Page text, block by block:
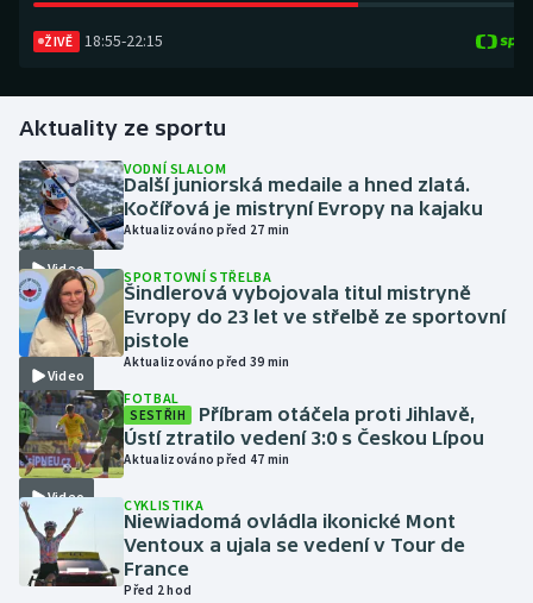
Golf
Gymnastika
Házená
Jezdectví
Judo
Krasobruslení
Lezení
Lyže a snowboard
Moderní pětiboj
ŽIVĚ 18:55-22:15
Aktuality ze sportu
Video
VODNÍ SLALOM
Další juniorská medaile a hned zlatá.
Kočířová je mistryní Evropy na kajaku
Aktualizováno před 27 min
Video
SPORTOVNÍ STŘELBA
Šindlerová vybojovala titul mistryně
Evropy do 23 let ve střelbě ze sportovní
pistole
Aktualizováno před 39 min
Video
FOTBAL
SESTŘIH
Příbram otáčela proti Jihlavě,
Ústí ztratilo vedení 3:0 s Českou Lípou
Aktualizováno před 47 min
CYKLISTIKA
Niewiadomá ovládla ikonické Mont
Ventoux a ujala se vedení v Tour de
France
Před 2 hod